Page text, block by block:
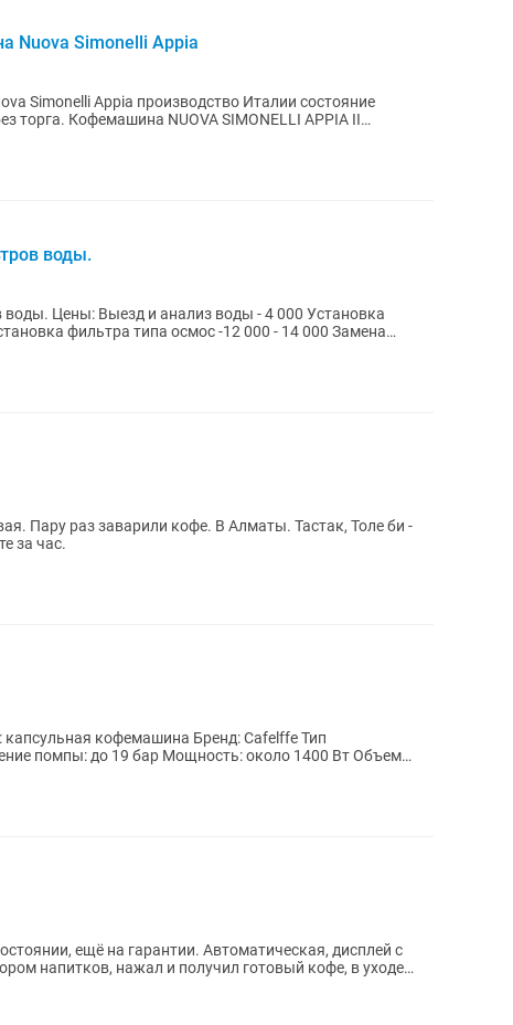
Nuova Simonelli Appia
Simonelli Appia производство Италии состояние
APPIA II
воды.
Установка
Пару раз заварили кофе. В Алматы. Тастак, Толе би -
за час.
ещё на гарантии. Автоматическая, дисплей с
напитков, нажал и получил готовый кофе, в уходе